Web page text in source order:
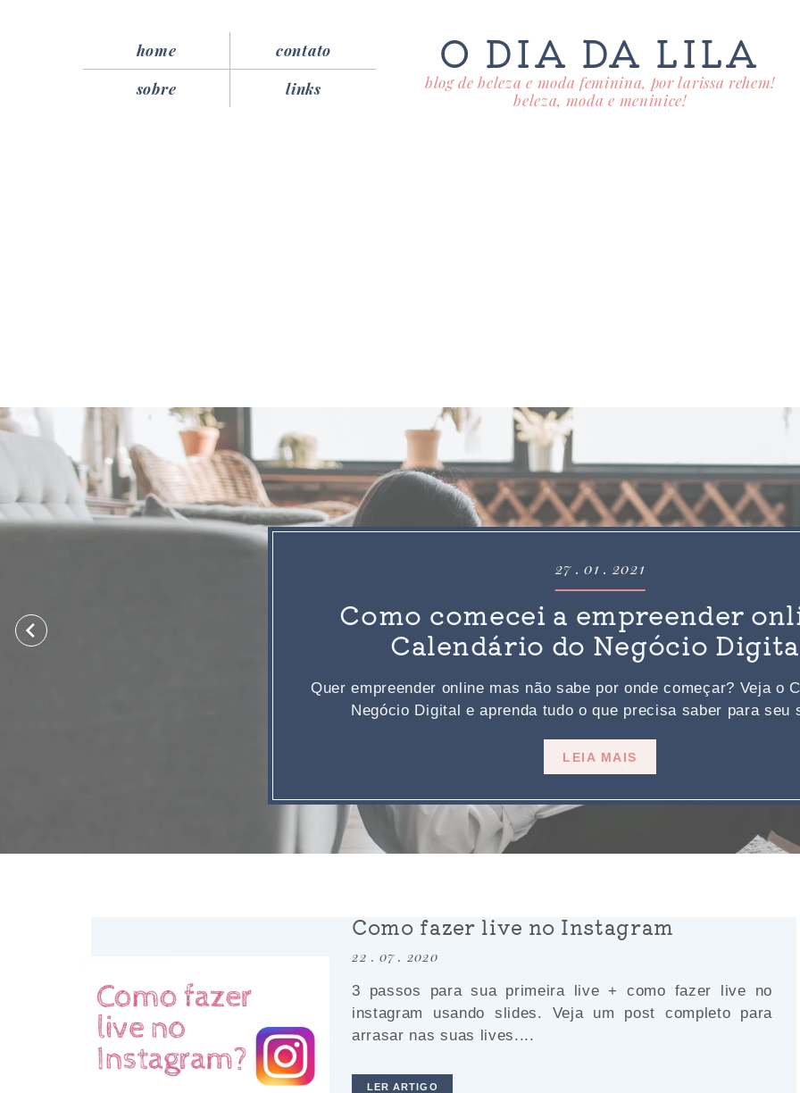
home
contato
sobre
links
O DIA DA LILA
blog de beleza e moda feminina, por larissa rehem!
beleza, moda e meninice!
27 . 01 . 2021
Como comecei a empreender
Calendário do Negócio
Quer empreender online mas não sabe por onde começar? Veja o
Negócio Digital e aprenda tudo o que precisa saber para seu
LEIA MAIS
Como fazer live no Instagram
22 . 07 . 2020
3 passos para sua primeira live + como fazer live no
instagram usando slides. Veja um post completo para
arrasar nas suas lives....
LER ARTIGO